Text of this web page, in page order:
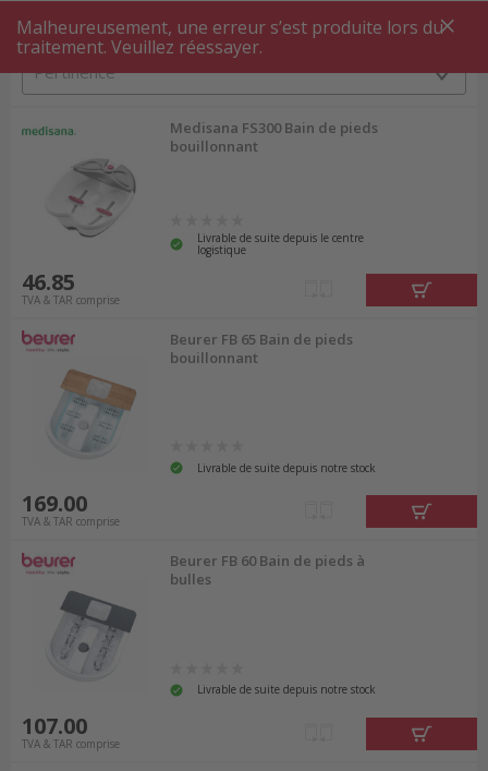
10 P.
Trier par
Medisana FS300 Bain de pieds
bouillonnant
Livrable de suite depuis le centre
logistique
46.85
TVA & TAR comprise
Beurer FB 65 Bain de pieds
bouillonnant
Livrable de suite depuis notre stock
169.00
TVA & TAR comprise
Beurer FB 60 Bain de pieds à
bulles
Livrable de suite depuis notre stock
107.00
TVA & TAR comprise
Malheureusement, une erreur s’est produite lors du
traitement. Veuillez réessayer.